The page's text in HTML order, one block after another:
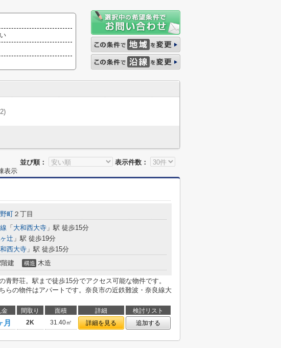
並び順：
表示件数：
表示
町 ２丁目
「 大和西大寺 」駅 徒歩15分
辻 」駅 徒歩19分
西大寺 」駅 徒歩15分
建 構造 木造
青野荘。駅まで徒歩15分でアクセス可能な物件です。
らの物件はアパートです。奈良市の近鉄難波・奈良線大
金 間取り 面積 詳細
検討リスト
月 2K 31.40㎡ 詳細を見る 追加する